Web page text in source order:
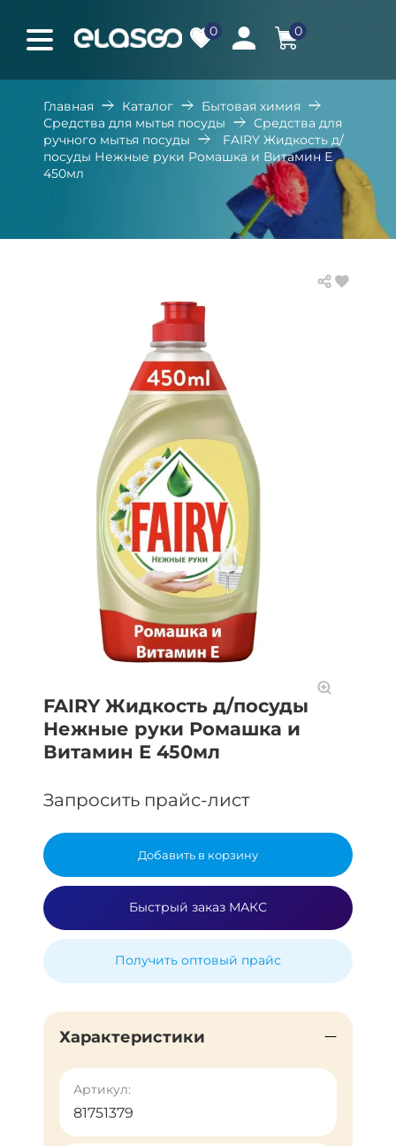
0 0
Главная Каталог
Бытовая химия
Средства для мытья посуды
Средства для
ручного мытья посуды
FAIRY Жидкость д/
посуды Нежные руки Ромашка и Витамин Е
450мл
FAIRY Жидкость д/посуды
Нежные руки Ромашка и
Витамин Е 450мл
Запросить прайс-лист
Добавить в корзину
Быстрый заказ МАКС
Получить оптовый прайс
Характеристики
Артикул:
81751379